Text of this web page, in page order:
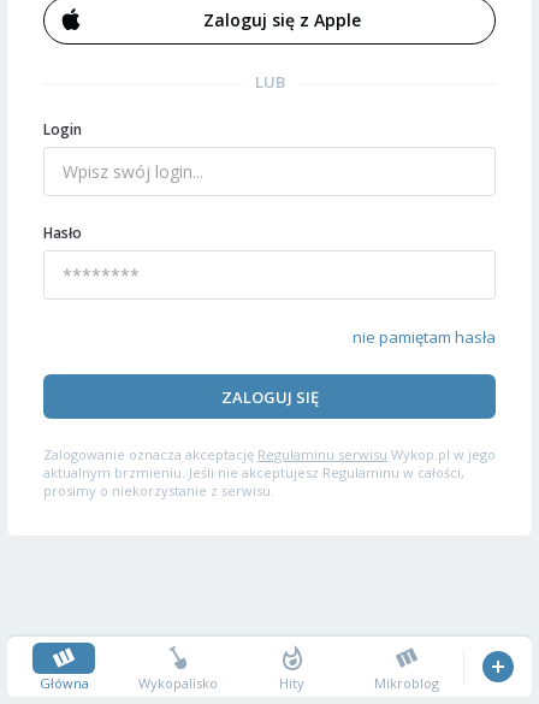
Zaloguj się z Apple
LUB
Login
Hasło
nie pamiętam hasła
ZALOGUJ SIĘ
Zalogowanie oznacza akceptację Regulaminu serwisu Wykop.pl w jego
aktualnym brzmieniu. Jeśli nie akceptujesz Regulaminu w całości,
prosimy o niekorzystanie z serwisu.
Główna Wykopalisko Hity Mikroblog